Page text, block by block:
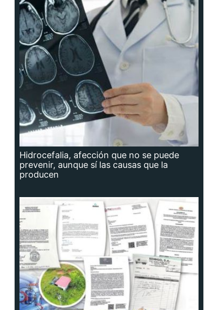
Hidrocefalia, afección que no se puede
prevenir, aunque sí las causas que la
producen